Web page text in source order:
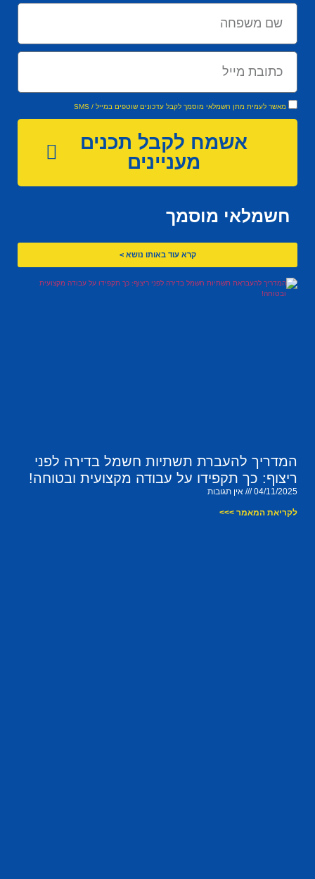
מאשר לעמית מתן חשמלאי מוסמך לקבל עדכונים שוטפים במייל / SMS
אשמח לקבל תכנים
מעניינים
חשמלאי מוסמך
קרא עוד באותו נושא >
המדריך להעברת תשתיות חשמל בדירה לפני
ריצוף: כך תקפידו על עבודה מקצועית ובטוחה!
04/11/2025 אין תגובות
לקריאת המאמר >>>